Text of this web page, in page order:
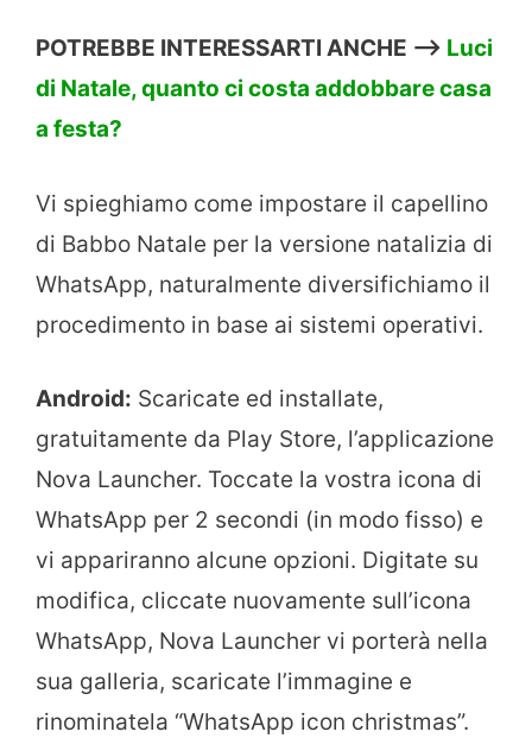
POTREBBE INTERESSARTI ANCHE —> Luci
di Natale, quanto ci costa addobbare casa
a festa?
Vi spieghiamo come impostare il capellino
di Babbo Natale per la versione natalizia di
WhatsApp, naturalmente diversifichiamo il
procedimento in base ai sistemi operativi.
Android: Scaricate ed installate,
gratuitamente da Play Store, l’applicazione
Nova Launcher. Toccate la vostra icona di
WhatsApp per 2 secondi (in modo fisso) e
vi appariranno alcune opzioni. Digitate su
modifica, cliccate nuovamente sull’icona
WhatsApp, Nova Launcher vi porterà nella
sua galleria, scaricate l’immagine e
rinominatela “WhatsApp icon christmas”.